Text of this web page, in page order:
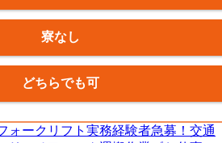
寮なし
どちらでも可